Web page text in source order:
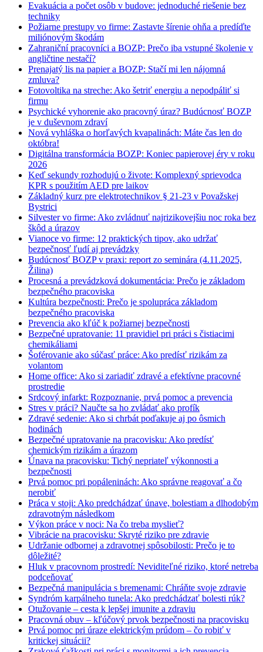
Evakuácia a počet osôb v budove: jednoduché riešenie bez
techniky
Požiarne prestupy vo firme: Zastavte šírenie ohňa a predíďte
miliónovým škodám
Zahraniční pracovníci a BOZP: Prečo iba vstupné školenie v
angličtine nestačí?
Prenajatý lis na papier a BOZP: Stačí mi len nájomná
zmluva?
Fotovoltika na streche: Ako šetriť energiu a nepodpáliť si
firmu
Psychické vyhorenie ako pracovný úraz? Budúcnosť BOZP
je v duševnom zdraví
Nová vyhláška o horľavých kvapalinách: Máte čas len do
októbra!
Digitálna transformácia BOZP: Koniec papierovej éry v roku
2026
Keď sekundy rozhodujú o živote: Komplexný sprievodca
KPR s použitím AED pre laikov
Základný kurz pre elektrotechnikov § 21-23 v Považskej
Bystrici
Silvester vo firme: Ako zvládnuť najrizikovejšiu noc roka bez
škôd a úrazov
Vianoce vo firme: 12 praktických tipov, ako udržať
bezpečnosť ľudí aj prevádzky
Budúcnosť BOZP v praxi: report zo seminára (4.11.2025,
Žilina)
Procesná a prevádzková dokumentácia: Prečo je základom
bezpečného pracoviska
Kultúra bezpečnosti: Prečo je spolupráca základom
bezpečného pracoviska
Prevencia ako kľúč k požiarnej bezpečnosti
Bezpečné upratovanie: 11 pravidiel pri práci s čistiacimi
chemikáliami
Šoférovanie ako súčasť práce: Ako predísť rizikám za
volantom
Home office: Ako si zariadiť zdravé a efektívne pracovné
prostredie
Srdcový infarkt: Rozpoznanie, prvá pomoc a prevencia
Stres v práci? Naučte sa ho zvládať ako profík
Zdravé sedenie: Ako si chrbát poďakuje aj po ôsmich
hodinách
Bezpečné upratovanie na pracovisku: Ako predísť
chemickým rizikám a úrazom
Únava na pracovisku: Tichý nepriateľ výkonnosti a
bezpečnosti
Prvá pomoc pri popáleninách: Ako správne reagovať a čo
nerobiť
Práca v stoji: Ako predchádzať únave, bolestiam a dlhodobým
zdravotným následkom
Výkon práce v noci: Na čo treba myslieť?
Vibrácie na pracovisku: Skryté riziko pre zdravie
Udržanie odbornej a zdravotnej spôsobilosti: Prečo je to
dôležité?
Hluk v pracovnom prostredí: Neviditeľné riziko, ktoré netreba
podceňovať
Bezpečná manipulácia s bremenami: Chráňte svoje zdravie
Syndróm karpálneho tunela: Ako predchádzať bolesti rúk?
Otužovanie – cesta k lepšej imunite a zdraviu
Pracovná obuv – kľúčový prvok bezpečnosti na pracovisku
Prvá pomoc pri úraze elektrickým prúdom – čo robiť v
kritickej situácii?